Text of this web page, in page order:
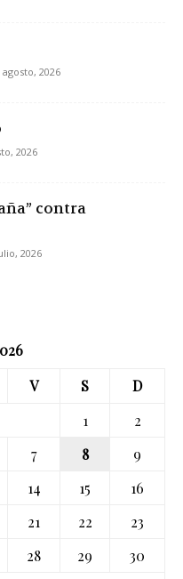
agosto, 2026
2026
contra
2026
V S
D
1
2
7 8
9
14 15
16
21 22
23
28 29
30